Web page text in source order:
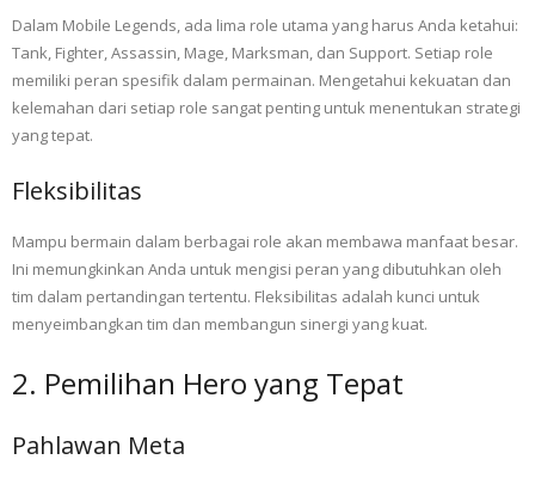
Dalam Mobile Legends, ada lima role utama yang harus Anda ketahui:
Tank, Fighter, Assassin, Mage, Marksman, dan Support. Setiap role
memiliki peran spesifik dalam permainan. Mengetahui kekuatan dan
kelemahan dari setiap role sangat penting untuk menentukan strategi
yang tepat.
Fleksibilitas
Mampu bermain dalam berbagai role akan membawa manfaat besar.
Ini memungkinkan Anda untuk mengisi peran yang dibutuhkan oleh
tim dalam pertandingan tertentu. Fleksibilitas adalah kunci untuk
menyeimbangkan tim dan membangun sinergi yang kuat.
2. Pemilihan Hero yang Tepat
Pahlawan Meta